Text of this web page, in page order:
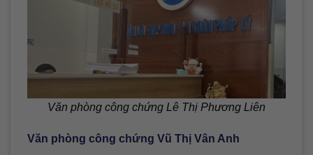
Văn phòng công chứng Lê Thị Phương Liên
Văn phòng công chứng Vũ Thị Vân Anh